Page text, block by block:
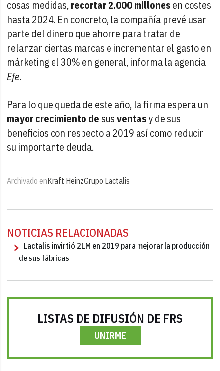
cosas medidas,recortar 2.000 millonesen costes
hasta 2024. En concreto, la compañía prevé usar
parte del dinero que ahorre para tratar de
relanzar ciertas marcas e incrementar el gasto en
márketing el 30% en general, informa la agencia
Efe.
Para lo que queda de este año, la firma espera un
mayor crecimiento de susventasy de sus
beneficios con respecto a 2019 así como reducir
su importante deuda.
Archivado enKraft HeinzGrupo Lactalis
NOTICIAS RELACIONADAS
Lactalis invirtió 21M en 2019 para mejorar la producción
de sus fábricas
LISTAS DE DIFUSIÓN DE FRS
UNIRME